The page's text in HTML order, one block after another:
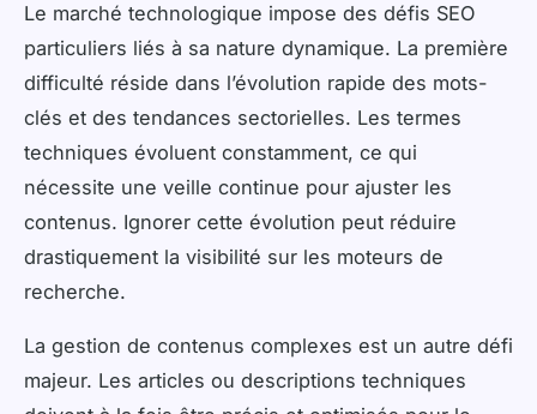
Le marché technologique impose des défis SEO
particuliers liés à sa nature dynamique. La première
difficulté réside dans l’évolution rapide des mots-
clés et des tendances sectorielles. Les termes
techniques évoluent constamment, ce qui
nécessite une veille continue pour ajuster les
contenus. Ignorer cette évolution peut réduire
drastiquement la visibilité sur les moteurs de
recherche.
La gestion de contenus complexes est un autre défi
majeur. Les articles ou descriptions techniques